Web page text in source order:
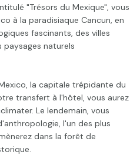
"Trésors du Mexique", vous
à la paradisiaque Cancun, en
fascinants, des villes
naturels
la capitale trépidante du
transfert à l'hôtel, vous aurez
Le lendemain, vous
l'un des plus
dans la forêt de